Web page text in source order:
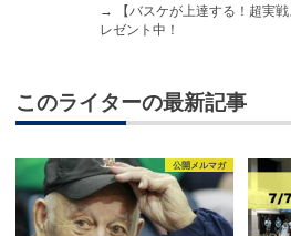
→
【バスケが上達する！超実
レゼント中！
このライターの最新記事
公開メルマガ